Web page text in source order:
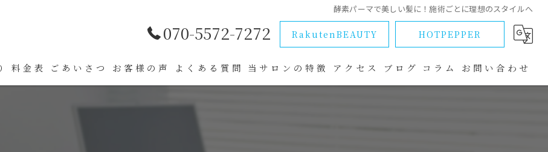
酵素パーマで美しい髪に！施術ごとに理想のスタイルへ
070-5572-7272 RakutenBEAUTY HOTPEPPER
料金表 ごあいさつ お客様の声 よくある質問 当サロンの特徴 アクセス ブログ コラム お問い合わせ